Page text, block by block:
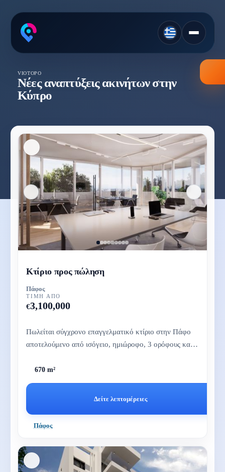
VIOTOPO
Νέες αναπτύξεις ακινήτων στην
Κύπρο
Κτίριο προς πώληση
Πάφος
ΤΙΜΉ ΑΠΌ
€3,100,000
Πωλείται σύγχρονο επαγγελματικό κτίριο στην Πάφο
αποτελούμενο από ισόγειο, ημιώροφο, 3 ορόφους και
670 m²
Δείτε λεπτομέρειες
Πάφος